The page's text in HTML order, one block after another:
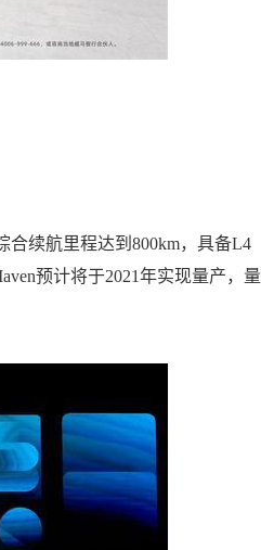
续航里程达到800km，具备L4
预计将于2021年实现量产，量